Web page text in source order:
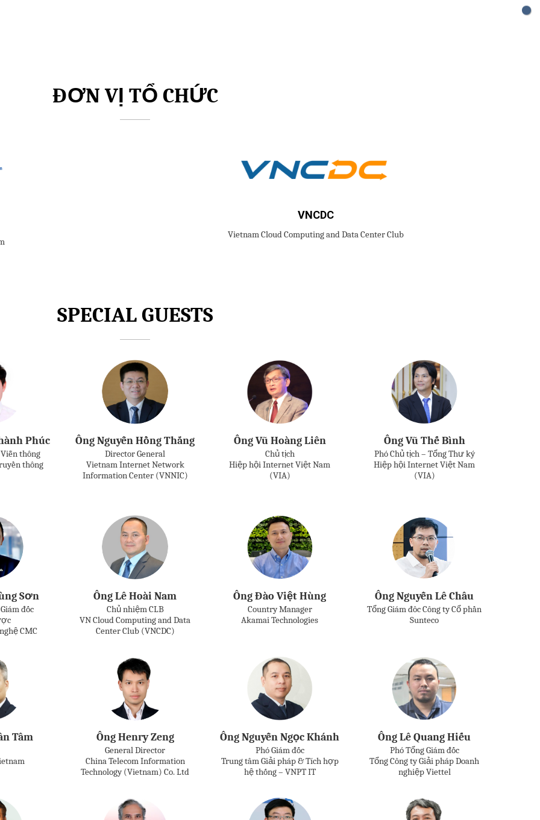
ĐƠN VỊ TỔ CHỨC
VNCDC
Vietnam Cloud Computing and Data Center Club
SPECIAL GUESTS
Phúc
thông
thông
Ông Nguyễn Hồng Thắng
Director General
Vietnam Internet Network
Information Center (VNNIC)
Ông Vũ Hoàng Liên
Chủ tịch
Hiệp hội Internet Việt Nam
(VIA)
Ông Vũ Thế Bình
Phó Chủ tịch – Tổng Thư ký
Hiệp hội Internet Việt Nam
(VIA)
Sơn
đốc
CMC
Ông Lê Hoài Nam
Chủ nhiệm CLB
VN Cloud Computing and Data
Center Club (VNCDC)
Ông Đào Việt Hùng
Country Manager
Akamai Technologies
Ông Nguyễn Lê Châu
Tổng Giám đôc Công ty Cổ phần
Sunteco
Tâm Ông Henry Zeng
General Director
China Telecom Information
Technology (Vietnam) Co. Ltd
Ông Nguyễn Ngọc Khánh
Phó Giám đốc
Trung tâm Giải pháp & Tích hợp
hệ thống – VNPT IT
Ông Lê Quang Hiếu
Phó Tổng Giám đốc
Tổng Công ty Giải pháp Doanh
nghiệp Viettel